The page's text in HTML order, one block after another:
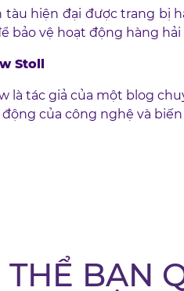
tàu hiện đại được trang bị
bảo vệ hoạt động hàng
Stoll
là tác giả của một blog
của công nghệ và
THỂ BẠN